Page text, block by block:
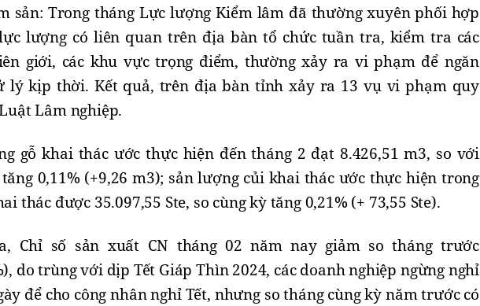
sản: Trong tháng Lực lượng Kiểm lâm đã thường xuyên phối hợp
lượng có liên quan trên địa bàn tổ chức tuần tra, kiểm tra các
giới, các khu vực trọng điểm, thường xảy ra vi phạm để ngăn
lý kịp thời. Kết quả, trên địa bàn tỉnh xảy ra 13 vụ vi phạm quy
Lâm nghiệp.
gỗ khai thác ước thực hiện đến tháng 2 đạt 8.426,51 m3, so với
0,11% (+9,26 m3); sản lượng củi khai thác ước thực hiện trong
thác được 35.097,55 Ste, so cùng kỳ tăng 0,21% (+ 73,55 Ste).
Chỉ số sản xuất CN tháng 02 năm nay giảm so tháng trước
do trùng với dịp Tết Giáp Thìn 2024, các doanh nghiệp ngừng nghỉ
để cho công nhân nghỉ Tết, nhưng so tháng cùng kỳ năm trước có